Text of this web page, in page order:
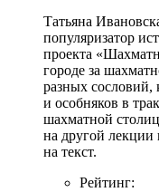
Татьяна
популяризатор
проекта
городе за
разных сословий,
и особняков в
шахматной
на другой
на текст.
Рейтинг: